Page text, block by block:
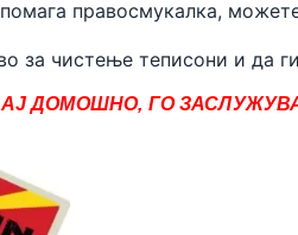
правосмукалка,
за чистење теписони и да
ДОМОШНО, ГО